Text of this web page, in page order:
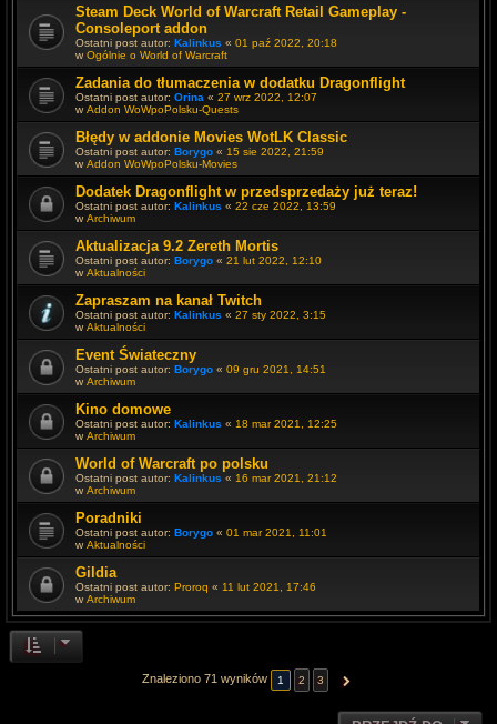
Steam Deck World of Warcraft Retail Gameplay -
Consoleport addon
Ostatni post autor: Kalinkus « 01 paź 2022, 20:18
w Ogólnie o World of Warcraft
Zadania do tłumaczenia w dodatku Dragonflight
Ostatni post autor: Orina « 27 wrz 2022, 12:07
w Addon WoWpoPolsku-Quests
Błędy w addonie Movies WotLK Classic
Ostatni post autor: Borygo « 15 sie 2022, 21:59
w Addon WoWpoPolsku-Movies
Dodatek Dragonflight w przedsprzedaży już teraz!
Ostatni post autor: Kalinkus « 22 cze 2022, 13:59
w Archiwum
Aktualizacja 9.2 Zereth Mortis
Ostatni post autor: Borygo « 21 lut 2022, 12:10
w Aktualności
Zapraszam na kanał Twitch
Ostatni post autor: Kalinkus « 27 sty 2022, 3:15
w Aktualności
Event Świateczny
Ostatni post autor: Borygo « 09 gru 2021, 14:51
w Archiwum
Kino domowe
Ostatni post autor: Kalinkus « 18 mar 2021, 12:25
w Archiwum
World of Warcraft po polsku
Ostatni post autor: Kalinkus « 16 mar 2021, 21:12
w Archiwum
Poradniki
Ostatni post autor: Borygo « 01 mar 2021, 11:01
w Aktualności
Gildia
Ostatni post autor: Proroq « 11 lut 2021, 17:46
w Archiwum
Znaleziono 71 wyników 1 2 3 NASTĘPNA